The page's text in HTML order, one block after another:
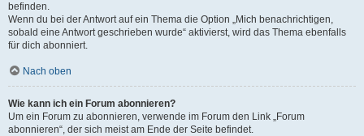
befinden.
Wenn du bei der Antwort auf ein Thema die Option „Mich benachrichtigen,
sobald eine Antwort geschrieben wurde“ aktivierst, wird das Thema ebenfalls
für dich abonniert.
Nach oben
Wie kann ich ein Forum abonnieren?
Um ein Forum zu abonnieren, verwende im Forum den Link „Forum
abonnieren“, der sich meist am Ende der Seite befindet.